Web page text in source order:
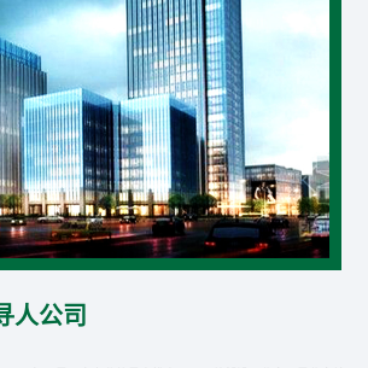
人公司